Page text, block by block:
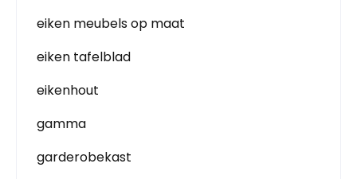
eiken meubels op maat
eiken tafelblad
eikenhout
gamma
garderobekast